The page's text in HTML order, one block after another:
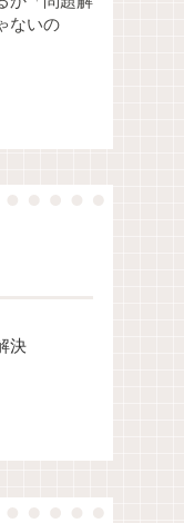
ないの
決